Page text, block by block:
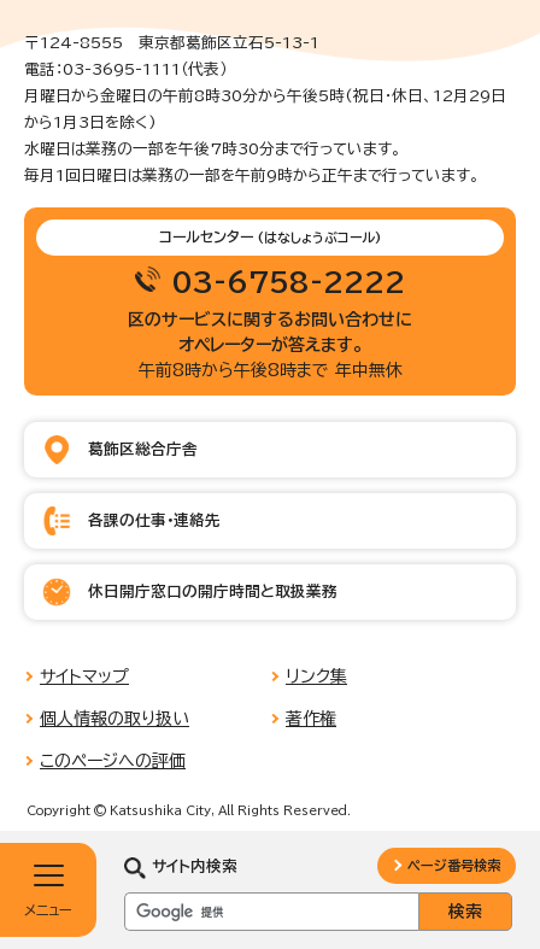
メニュー
サイト内検索 ページ番号検索
〒124-8555 東京都葛飾区立石5-13-1
電話：03-3695-1111（代表）
月曜日から金曜日の午前8時30分から午後5時(祝日・休日、12月29日
から1月3日を除く)
水曜日は業務の一部を午後7時30分まで行っています。
毎月1回日曜日は業務の一部を午前9時から正午まで行っています。
コールセンター (はなしょうぶコール)
03-6758-2222
区のサービスに関するお問い合わせに
オペレーターが答えます。
午前8時から午後8時まで 年中無休
葛飾区総合庁舎
各課の仕事・連絡先
休日開庁窓口の開庁時間と取扱業務
サイトマップ リンク集
個人情報の取り扱い 著作権
このページへの評価
Copyright © Katsushika City, All Rights Reserved.